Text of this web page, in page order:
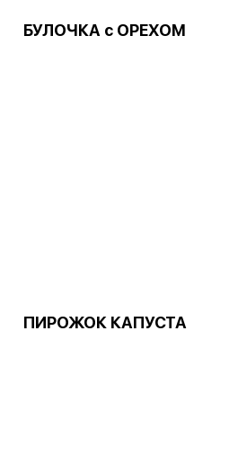
БУЛОЧКА с ОРЕХОМ
ПИРОЖОК КАПУСТА